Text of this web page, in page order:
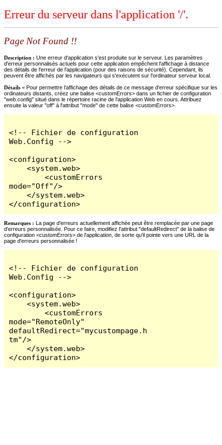
Erreur du serveur dans l'application '/'.
Page Not Found !!
Description : Une erreur d'application s'est produite sur le serveur. Les paramètres
d'erreur personnalisés actuels pour cette application empêchent l'affichage à distance
des détails de l'erreur de l'application (pour des raisons de sécurité). Cependant, ils
peuvent être affichés par les navigateurs qui s'exécutent sur l'ordinateur serveur local.
Détails = Pour permettre l'affichage des détails de ce message d'erreur spécifique sur les
ordinateurs distants, créez une balise <customErrors> dans un fichier de configuration
"web.config" situé dans le répertoire racine de l'application Web en cours. Attribuez
ensuite la valeur "off" à l'attribut "mode" de cette balise <customErrors>.
<!-- Fichier de configuration
Web.Config -->
<configuration>
    <system.web>
        <customErrors
mode="Off"/>
    </system.web>
</configuration>
Remarques : La page d'erreurs actuellement affichée peut être remplacée par une page
d'erreurs personnalisée. Pour ce faire, modifiez l'attribut "defaultRedirect" de la balise de
configuration <customErrors> de l'application, de sorte qu'il pointe vers une URL de la
page d'erreurs personnalisée !
<!-- Fichier de configuration
Web.Config -->
<configuration>
    <system.web>
        <customErrors
mode="RemoteOnly"
defaultRedirect="mycustompage.h
tm"/>
    </system.web>
</configuration>